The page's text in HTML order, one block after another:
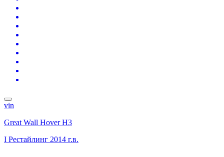
vin
Great Wall Hover H3
I Рестайлинг 2014 г.в.